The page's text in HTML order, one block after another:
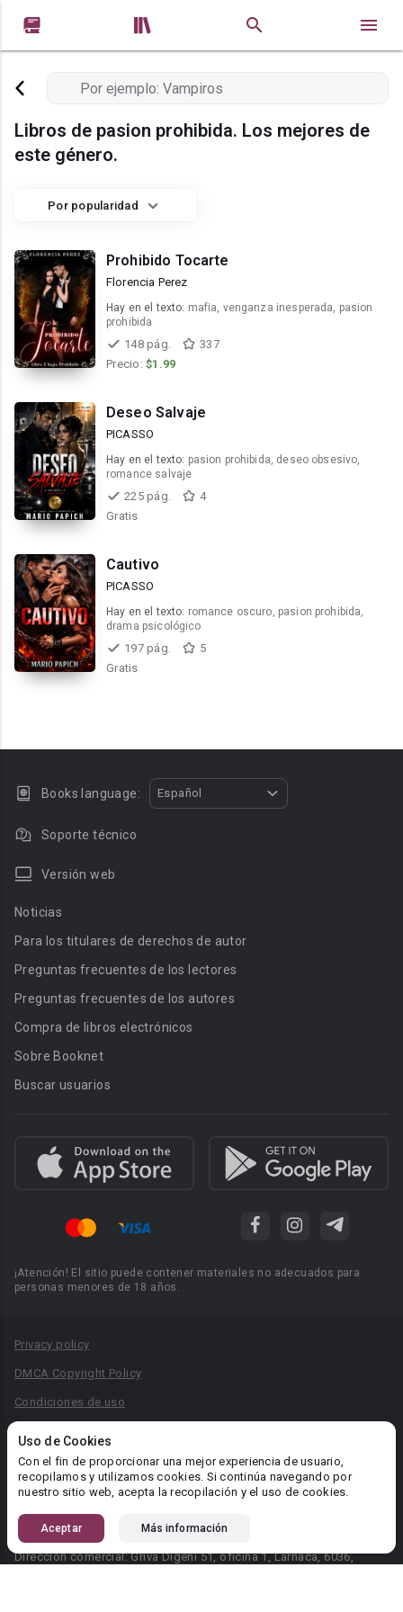
 
Libros de pasion prohibida. Los mejores de
este género.
Por popularidad
Prohibido Tocarte
Florencia Perez
Hay en el texto: mafia, venganza inesperada, pasion
prohibida
148 pág.
337
Precio: $1.99
Deseo Salvaje
PICASSO
Hay en el texto: pasion prohibida, deseo obsesivo,
romance salvaje
225 pág.
4
Gratis
Cautivo
PICASSO
Hay en el texto: romance oscuro, pasion prohibida,
drama psicológico
197 pág.
5
Gratis
Uso de Cookies
Con el fin de proporcionar una mejor experiencia de usuario,
recopilamos y utilizamos cookies. Si continúa navegando por
nuestro sitio web, acepta la recopilación y el uso de cookies.
Aceptar Más información
Books language: Español
Soporte técnico
Versión web
Noticias
Para los titulares de derechos de autor
Preguntas frecuentes de los lectores
Preguntas frecuentes de los autores
Compra de libros electrónicos
Sobre Booknet
Buscar usuarios
¡Atención! El sitio puede contener materiales no adecuados para
personas menores de 18 años.
Privacy policy
DMCA Copyright Policy
Condiciones de uso
Reglas para la publicación de libros
Área RR.PP.: pr@booknet.com
© 2026 Booknet. Todos los derechos reservados.
Dirección comercial: Griva Digeni 51, oficina 1, Larnaca, 6036,